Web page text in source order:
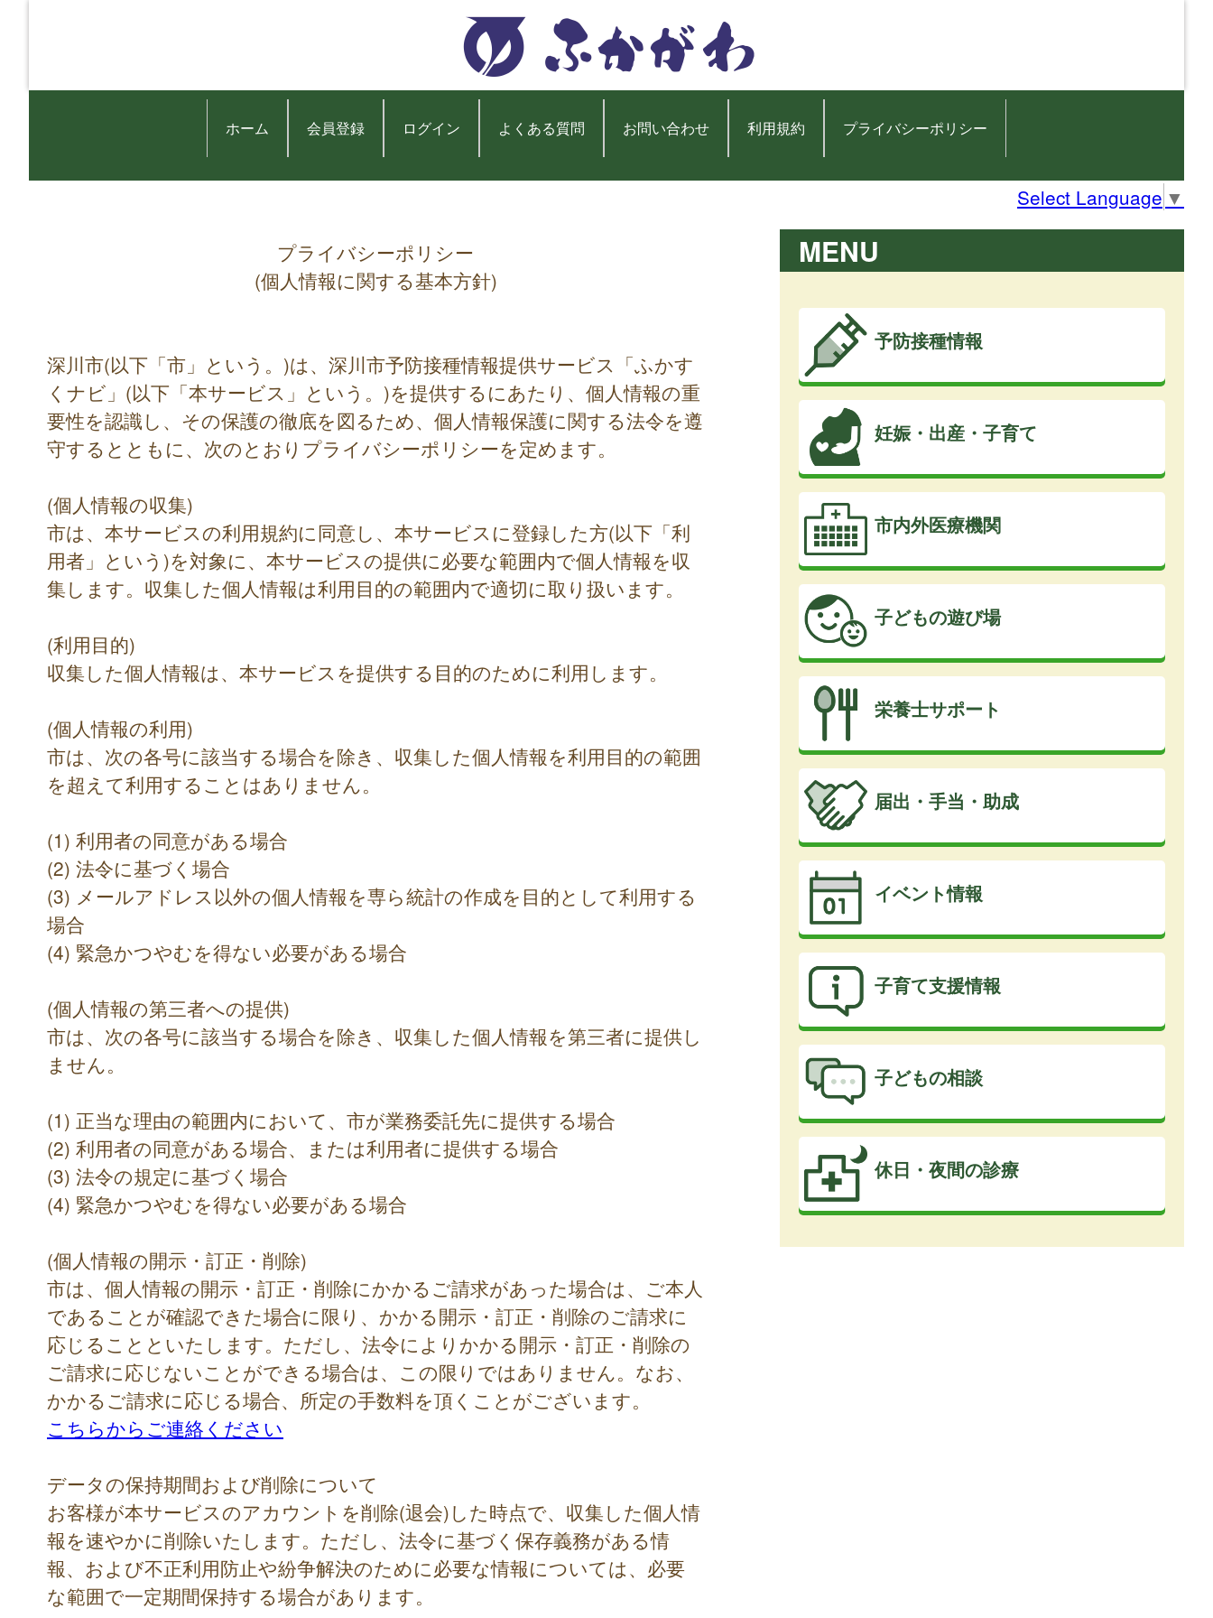
ホーム 会員登録 ログイン よくある質問 お問い合わせ 利用規約 プライバシーポリシー
Select Language ▼
プライバシーポリシー
(個人情報に関する基本方針)
深川市(以下「市」という。)は、深川市予防接種情報提供サービス「ふかす
くナビ」(以下「本サービス」という。)を提供するにあたり、個人情報の重
要性を認識し、その保護の徹底を図るため、個人情報保護に関する法令を遵
守するとともに、次のとおりプライバシーポリシーを定めます。
(個人情報の収集)
市は、本サービスの利用規約に同意し、本サービスに登録した方(以下「利
用者」という)を対象に、本サービスの提供に必要な範囲内で個人情報を収
集します。収集した個人情報は利用目的の範囲内で適切に取り扱います。
(利用目的)
収集した個人情報は、本サービスを提供する目的のために利用します。
(個人情報の利用)
市は、次の各号に該当する場合を除き、収集した個人情報を利用目的の範囲
を超えて利用することはありません。
(1) 利用者の同意がある場合
(2) 法令に基づく場合
(3) メールアドレス以外の個人情報を専ら統計の作成を目的として利用する
場合
(4) 緊急かつやむを得ない必要がある場合
(個人情報の第三者への提供)
市は、次の各号に該当する場合を除き、収集した個人情報を第三者に提供し
ません。
(1) 正当な理由の範囲内において、市が業務委託先に提供する場合
(2) 利用者の同意がある場合、または利用者に提供する場合
(3) 法令の規定に基づく場合
(4) 緊急かつやむを得ない必要がある場合
(個人情報の開示・訂正・削除)
市は、個人情報の開示・訂正・削除にかかるご請求があった場合は、ご本人
であることが確認できた場合に限り、かかる開示・訂正・削除のご請求に
応じることといたします。ただし、法令によりかかる開示・訂正・削除の
ご請求に応じないことができる場合は、この限りではありません。なお、
かかるご請求に応じる場合、所定の手数料を頂くことがございます。
こちらからご連絡ください
データの保持期間および削除について
お客様が本サービスのアカウントを削除(退会)した時点で、収集した個人情
報を速やかに削除いたします。ただし、法令に基づく保存義務がある情
報、および不正利用防止や紛争解決のために必要な情報については、必要
な範囲で一定期間保持する場合があります。
MENU
予防接種情報
妊娠・出産・子育て
市内外医療機関
子どもの遊び場
栄養士サポート
届出・手当・助成
イベント情報
子育て支援情報
子どもの相談
休日・夜間の診療